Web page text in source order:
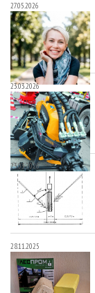
27.05.2026
23.03.2026
23.03.2026
28.11.2025